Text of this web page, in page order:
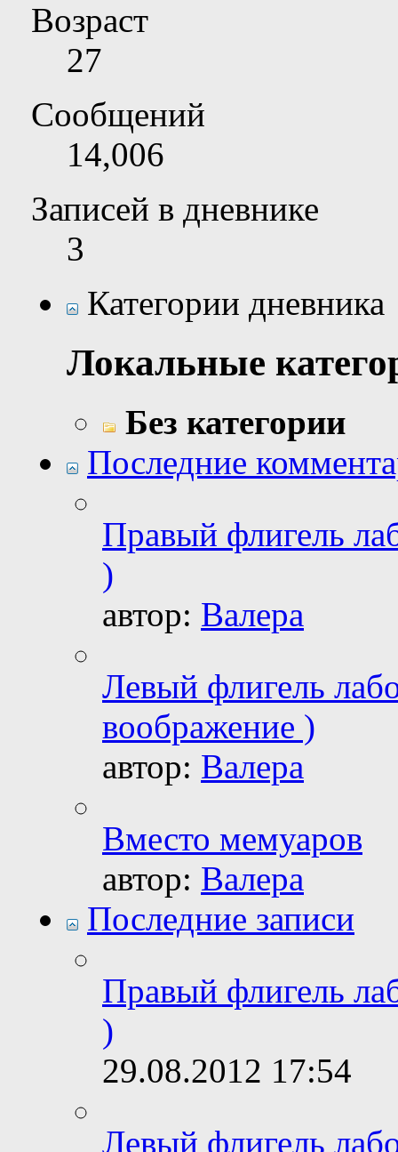
Возраст
27
Сообщений
14,006
Записей в дневнике
3
Категории дневника
Локальные
Без категории
Последние
Правый флигель
)
автор: Валера
Левый флигель
воображение )
автор: Валера
Вместо мемуаров
автор: Валера
Последние записи
Правый флигель
)
29.08.2012 17:54
Левый флигель